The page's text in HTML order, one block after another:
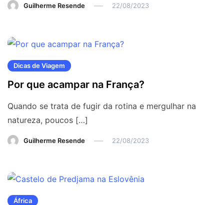
Guilherme Resende 22/08/2023
Dicas de Viagem
Por que acampar na França?
Quando se trata de fugir da rotina e mergulhar na
natureza, poucos […]
Guilherme Resende 22/08/2023
África